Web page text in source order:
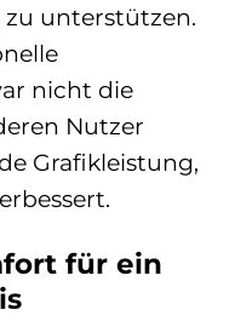
unterstützen.
nicht die
Nutzer
Grafikleistung,
für ein